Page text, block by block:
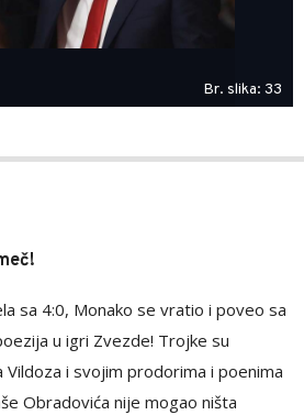
Br. slika: 33
sa 4:0, Monako se vratio i poveo sa
u igri Zvezde! Trojke su
Vildoza i svojim prodorima i poenima
Obradovića nije mogao ništa